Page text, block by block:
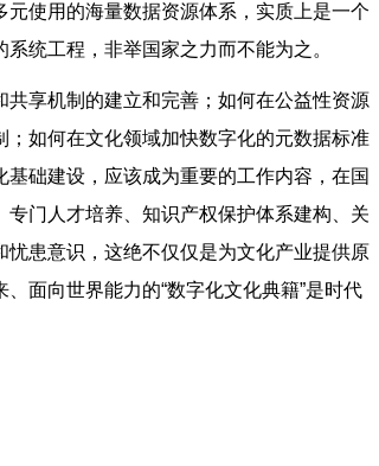
使用的海量数据资源体系，实质上是一个
系统工程，非举国家之力而不能为之。
享机制的建立和完善；如何在公益性资源
如何在文化领域加快数字化的元数据标准
础建设，应该成为重要的工作内容，在国
门人才培养、知识产权保护体系建构、关
患意识，这绝不仅仅是为文化产业提供原
面向世界能力的“数字化文化典籍”是时代